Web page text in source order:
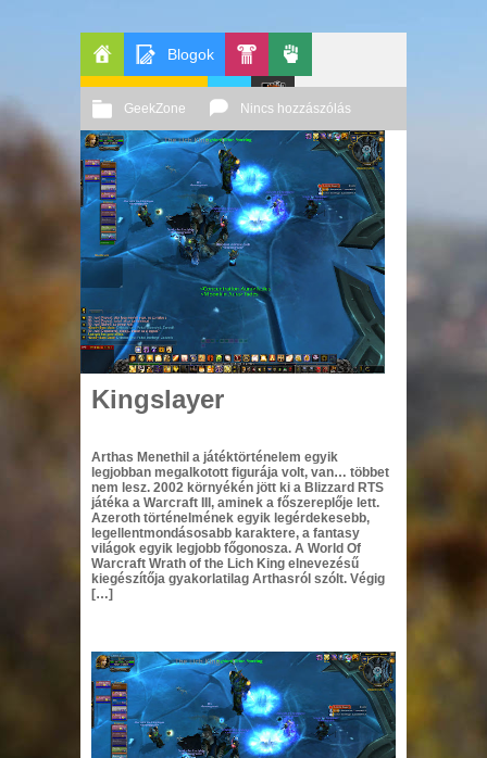
Főoldal
Blogok
Pop-
Kult
ApablogLe
Patito
Journal
GeekZone Nincs hozzászólás
2010 11. 17. Őri András
Kingslayer
Arthas Menethil a játéktörténelem egyik
legjobban megalkotott figurája volt, van… többet
nem lesz. 2002 környékén jött ki a Blizzard RTS
játéka a Warcraft III, aminek a főszereplője lett.
Azeroth történelmének egyik legérdekesebb,
legellentmondásosabb karaktere, a fantasy
világok egyik legjobb főgonosza. A World Of
Warcraft Wrath of the Lich King elnevezésű
kiegészítőja gyakorlatilag Arthasról szólt. Végig
[…]